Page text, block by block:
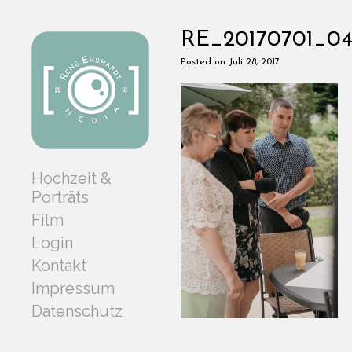
Hochzeit &
Porträts
Film
Login
Kontakt
Impressum
Datenschutz
Posted on Juli 28, 2017